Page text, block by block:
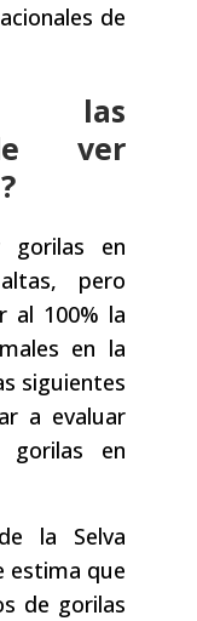
de
las
ver
gorilas en
pero
al 100% la
en la
siguientes
a evaluar
gorilas en
la Selva
estima que
de gorilas